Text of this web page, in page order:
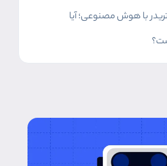
با هوش مصنوعی؛ آیا